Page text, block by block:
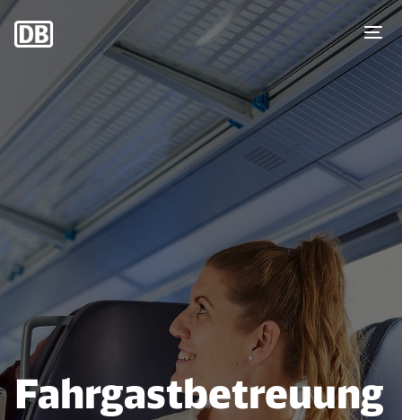
Fahrgastbetreuung
Fahrgastbetreuung